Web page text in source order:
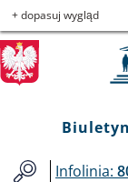
Przejdź
do
menu
głównego
Przejdź
do
treści
Przejdź
to
informacji
o
Przejdź
do
mapy
serwisu
RPO
+ dopasuj wygląd
Infolinia: